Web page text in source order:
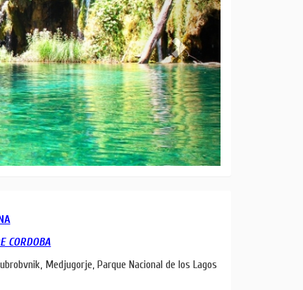
CORDOBA
Medjugorje, Parque Nacional de los Lagos